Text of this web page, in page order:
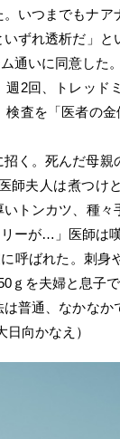
いつまでもナア
ずれ透析だ」
通いに同意した。
2回、トレッド
査を「医者の
く。死んだ母
師夫人は煮つけ
トンカツ、種
ーが…」医師は嘆
呼ばれた。刺身
を夫婦と息子
普通、なかな
向かなえ）